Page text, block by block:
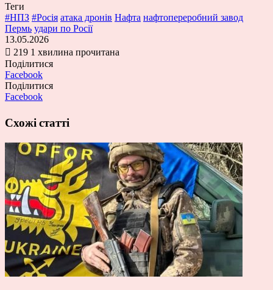
Теги
#НПЗ #Росія атака дронів Нафта нафтопереробний завод
Пермь удари по Росії
13.05.2026
219 1 хвилина прочитана
Поділитися
Facebook
Поділитися
Facebook
Схожі статті